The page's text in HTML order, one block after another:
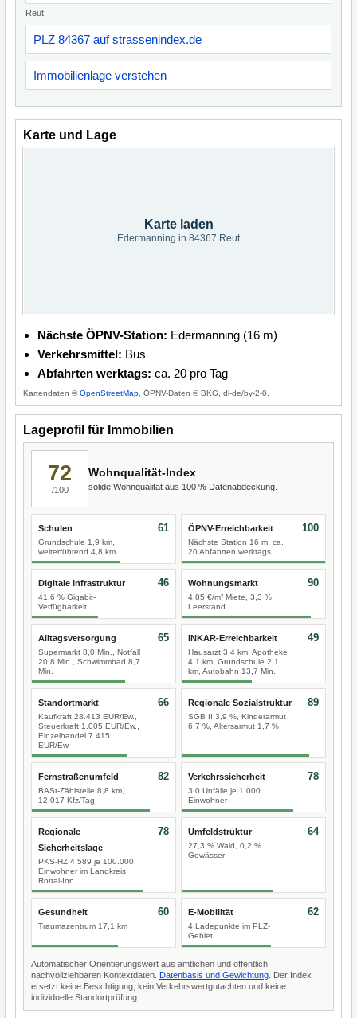
Reut
PLZ 84367 auf strassenindex.de
Immobilienlage verstehen
Karte und Lage
Karte laden
Edermanning in 84367 Reut
Nächste ÖPNV-Station: Edermanning (16 m)
Verkehrsmittel: Bus
Abfahrten werktags: ca. 20 pro Tag
Kartendaten ©OpenStreetMap , ÖPNV-Daten © BKG, dl-de/by-2-0.
Lageprofil für Immobilien
72
/100
Wohnqualität-Index
solide Wohnqualität aus 100 % Datenabdeckung.
Schulen
Grundschule 1,9 km,
weiterführend 4,8 km
61 ÖPNV-Erreichbarkeit
Nächste Station 16 m, ca.
20 Abfahrten werktags
100
Digitale Infrastruktur
41,6 % Gigabit-
Verfügbarkeit
46 Wohnungsmarkt
4,85 €/m² Miete, 3,3 %
Leerstand
90
Alltagsversorgung
Supermarkt 8,0 Min., Notfall
20,8 Min., Schwimmbad 8,7
Min.
65 INKAR-Erreichbarkeit
Hausarzt 3,4 km, Apotheke
4,1 km, Grundschule 2,1
km, Autobahn 13,7 Min.
49
Standortmarkt
Kaufkraft 28.413 EUR/Ew.,
Steuerkraft 1.005 EUR/Ew.,
Einzelhandel 7.415
EUR/Ew.
66 Regionale Sozialstruktur
SGB II 3,9 %, Kinderarmut
6,7 %, Altersarmut 1,7 %
89
Fernstraßenumfeld
BASt-Zählstelle 8,8 km,
12.017 Kfz/Tag
82 Verkehrssicherheit
3,0 Unfälle je 1.000
Einwohner
78
Regionale
Sicherheitslage
PKS-HZ 4.589 je 100.000
Einwohner im Landkreis
Rottal-Inn
78 Umfeldstruktur
27,3 % Wald, 0,2 %
Gewässer
64
Gesundheit
Traumazentrum 17,1 km
60 E-Mobilität
4 Ladepunkte im PLZ-
Gebiet
62
Automatischer Orientierungswert aus amtlichen und öffentlich
nachvollziehbaren Kontextdaten. Datenbasis und Gewichtung . Der Index
ersetzt keine Besichtigung, kein Verkehrswertgutachten und keine
individuelle Standortprüfung.